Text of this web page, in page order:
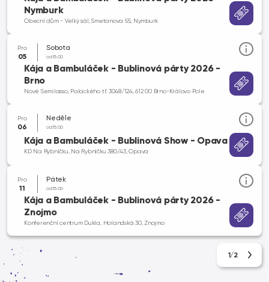
Nymburk
Obecní dům - Velký sál, Smetanova 55, Nymburk
Pro
05
Sobota
od 15.00
Kája a Bambuláček - Bublinová párty 2026 -
Brno
Nové Semilasso, Palackého tř. 3048/124, 612 00 Brno-Královo Pole
Pro
06
Neděle
od 15.00
Kája a Bambuláček - Bublinová Show - Opava
KD Na Rybníčku, Na Rybníčku 380/43, Opava
Pro
11
Pátek
od 15.00
Kája a Bambuláček - Bublinová párty 2026 -
Znojmo
Konferenční centrum Dukla, Holandská 30, Znojmo
1/2